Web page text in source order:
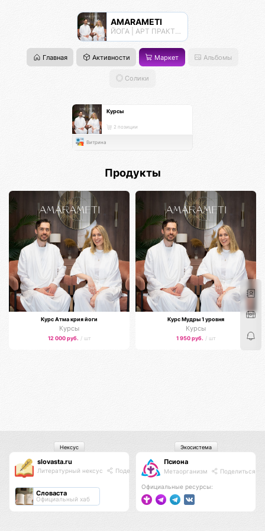
AMARAMETI
ЙОГА | АРТ ПРАКТИКИ | МЕДИТАЦИИ
Главная Активности Маркет Альбомы
Солики
Курсы
2 позиции
Витрина
Продукты
Курс Атма крия йоги
Курсы
12 000 руб. / шт
Курс Мудры 1 уровня
Курсы
1 950 руб. / шт
slovasta.ru
Литературный нексус Поделиться
Словаста
Официальный хаб
Нексус
Псиона
Метаорганизм Поделиться
Официальные ресурсы:
Экосистема